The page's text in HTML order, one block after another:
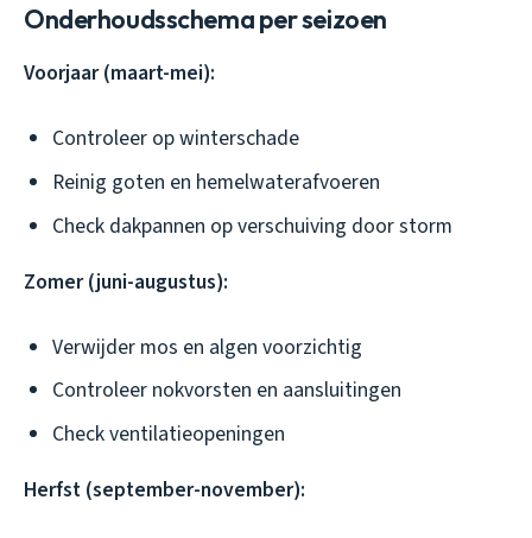
Onderhoudsschema per seizoen
Voorjaar (maart-mei):
Controleer op winterschade
Reinig goten en hemelwaterafvoeren
Check dakpannen op verschuiving door storm
Zomer (juni-augustus):
Verwijder mos en algen voorzichtig
Controleer nokvorsten en aansluitingen
Check ventilatieopeningen
Herfst (september-november):